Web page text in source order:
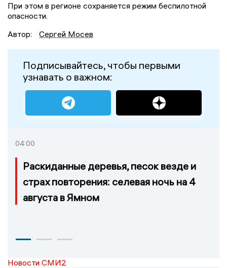
При этом в регионе сохраняется режим беспилотной
опасности.
Автор:
Сергей Мосев
Подписывайтесь, чтобы первыми
узнавать о важном:
04:00
Раскиданные деревья, песок везде и
страх повторения: селевая ночь на 4
августа в Ямном
Новости СМИ2